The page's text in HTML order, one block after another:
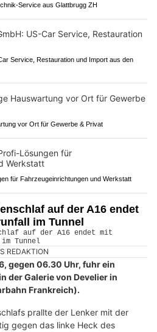
Service aus Glattbrugg ZH
Service, Restauration und Import aus den
vor Ort für Gewerbe & Privat
für Fahrzeugeinrichtungen und Werkstatt
auf der A16 endet
im Tunnel
REDAKTION
gegen 06.30 Uhr, fuhr ein
der Galerie von Develier in
Frankreich).
prallte der Lenker mit der
gegen das linke Heck des